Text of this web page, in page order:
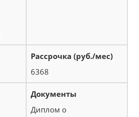
6368
Диплом о